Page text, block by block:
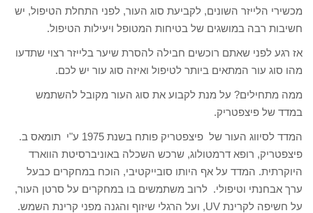
מכשירי הלייזר השונים, לקביעת סוג העור, לפני התחלת הטיפול, יש
חשיבות רבה במושגים של בטיחות המטופל ויעילות הטיפול.
אז רגע לפני שאתם רוכשים חבילה להסרת שיער בלייזר רצוי שתדעו
מהו סוג עור המתאים ביותר לטיפול ואיזה סוג עור יש לכם.
ממה מתחילים? על מנת לקבוע את סוג העור מקובל להשתמש
במדד של פיצפטריק.
המדד לסיווג העור של פיצפטריק פותח בשנת 1975 ע"י תומאס ב.
פיצפטריק, רופא דרמטולוג, שרכש השכלה באוניברסיטת הווארד
היוקרתית. המדד על אף היותו סובייקטיבי, הוכח במחקרים כבעל
ערך אבחנתי וטיפולי. לרוב משתמשים בו במחקרים על סרטן העור,
על חשיפה לקרינת UV, ועל הרגלי שיזוף והגנה מפני קרינת השמש.